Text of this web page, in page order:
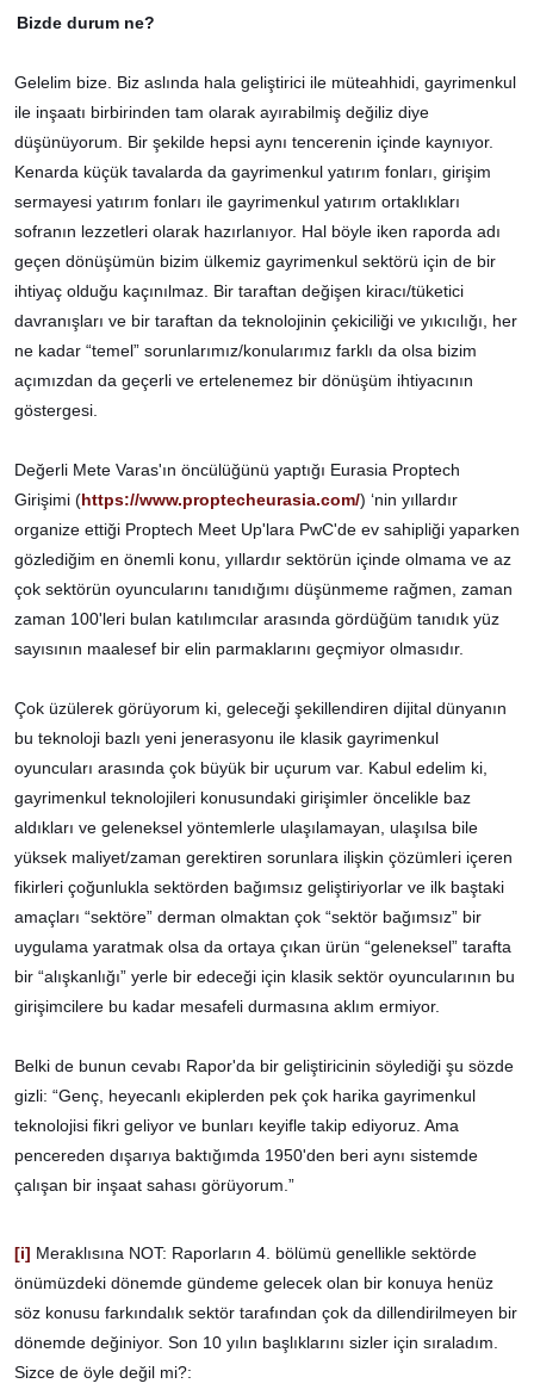
Bizde durum ne?
Gelelim bize. Biz aslında hala geliştirici ile müteahhidi, gayrimenkul
ile inşaatı birbirinden tam olarak ayırabilmiş değiliz diye
düşünüyorum. Bir şekilde hepsi aynı tencerenin içinde kaynıyor.
Kenarda küçük tavalarda da gayrimenkul yatırım fonları, girişim
sermayesi yatırım fonları ile gayrimenkul yatırım ortaklıkları
sofranın lezzetleri olarak hazırlanıyor. Hal böyle iken raporda adı
geçen dönüşümün bizim ülkemiz gayrimenkul sektörü için de bir
ihtiyaç olduğu kaçınılmaz. Bir taraftan değişen kiracı/tüketici
davranışları ve bir taraftan da teknolojinin çekiciliği ve yıkıcılığı, her
ne kadar “temel” sorunlarımız/konularımız farklı da olsa bizim
açımızdan da geçerli ve ertelenemez bir dönüşüm ihtiyacının
göstergesi.
Değerli Mete Varas'ın öncülüğünü yaptığı Eurasia Proptech
Girişimi (https://www.proptecheurasia.com/) ‘nin yıllardır
organize ettiği Proptech Meet Up'lara PwC'de ev sahipliği yaparken
gözlediğim en önemli konu, yıllardır sektörün içinde olmama ve az
çok sektörün oyuncularını tanıdığımı düşünmeme rağmen, zaman
zaman 100'leri bulan katılımcılar arasında gördüğüm tanıdık yüz
sayısının maalesef bir elin parmaklarını geçmiyor olmasıdır.
Çok üzülerek görüyorum ki, geleceği şekillendiren dijital dünyanın
bu teknoloji bazlı yeni jenerasyonu ile klasik gayrimenkul
oyuncuları arasında çok büyük bir uçurum var. Kabul edelim ki,
gayrimenkul teknolojileri konusundaki girişimler öncelikle baz
aldıkları ve geleneksel yöntemlerle ulaşılamayan, ulaşılsa bile
yüksek maliyet/zaman gerektiren sorunlara ilişkin çözümleri içeren
fikirleri çoğunlukla sektörden bağımsız geliştiriyorlar ve ilk baştaki
amaçları “sektöre” derman olmaktan çok “sektör bağımsız” bir
uygulama yaratmak olsa da ortaya çıkan ürün “geleneksel” tarafta
bir “alışkanlığı” yerle bir edeceği için klasik sektör oyuncularının bu
girişimcilere bu kadar mesafeli durmasına aklım ermiyor.
Belki de bunun cevabı Rapor'da bir geliştiricinin söylediği şu sözde
gizli: “Genç, heyecanlı ekiplerden pek çok harika gayrimenkul
teknolojisi fikri geliyor ve bunları keyifle takip ediyoruz. Ama
pencereden dışarıya baktığımda 1950'den beri aynı sistemde
çalışan bir inşaat sahası görüyorum.”
[i] Meraklısına NOT: Raporların 4. bölümü genellikle sektörde
önümüzdeki dönemde gündeme gelecek olan bir konuya henüz
söz konusu farkındalık sektör tarafından çok da dillendirilmeyen bir
dönemde değiniyor. Son 10 yılın başlıklarını sizler için sıraladım.
Sizce de öyle değil mi?: